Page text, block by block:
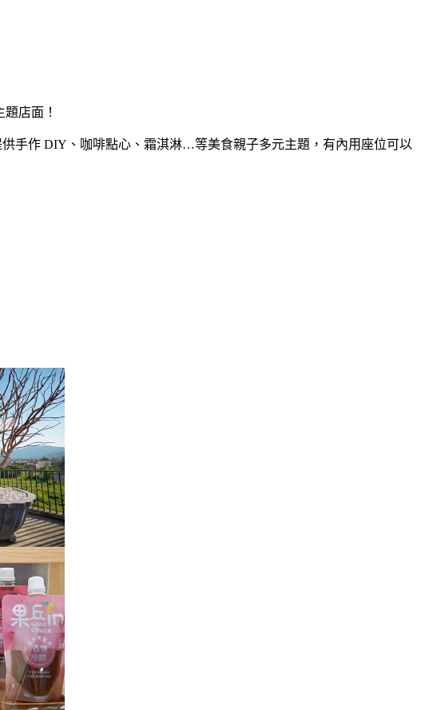
店面！
手作 DIY、咖啡點心、霜淇淋…等美食親子多元主題，有內用座位可以